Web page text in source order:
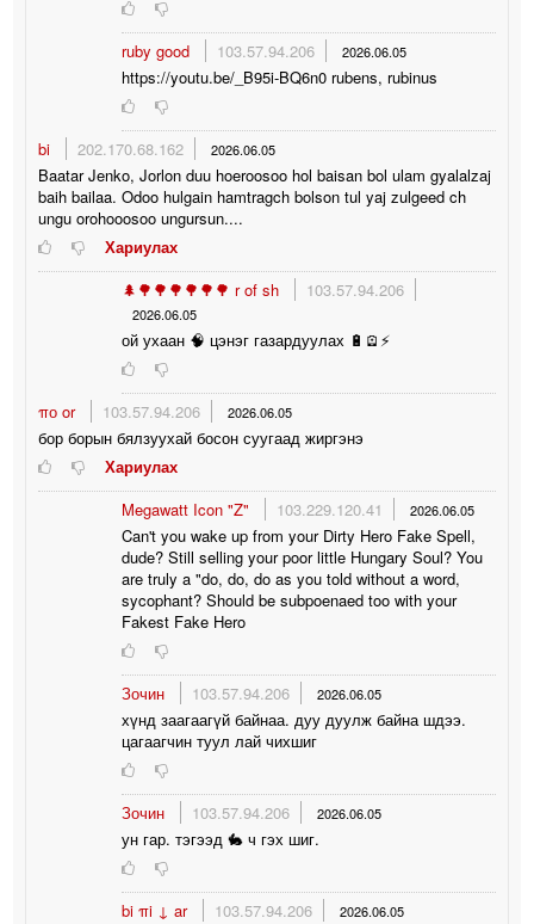
ruby good 103.57.94.206 2026.06.05
https://youtu.be/_B95i-BQ6n0 rubens, rubinus
bi 202.170.68.162 2026.06.05
Baatar Jenko, Jorlon duu hoeroosoo hol baisan bol ulam gyalalzaj
baih bailaa. Odoo hulgain hamtragch bolson tul yaj zulgeed ch
ungu orohooosoo ungursun....
Хариулах
🌲🌳🌳🌳🌳🌳🌳 r of sh
103.57.94.206
2026.06.05
ой ухаан 🧠 цэнэг газардуулах 🔋🪫⚡️
πо or 103.57.94.206 2026.06.05
бор борын бялзуухай босон суугаад жиргэнэ
Хариулах
Megawatt Icon "Z"
103.229.120.41 2026.06.05
Can't you wake up from your Dirty Hero Fake Spell,
dude? Still selling your poor little Hungary Soul? You
are truly a "do, do, do as you told without a word,
sycophant? Should be subpoenaed too with your
Fakest Fake Hero
Зочин 103.57.94.206 2026.06.05
хүнд заагаагүй байнаа. дуу дуулж байна шдээ.
цагаагчин туул лай чихшиг
Зочин 103.57.94.206 2026.06.05
ун гар. тэгээд 🐇 ч гэх шиг.
bi πi ↓ ar 103.57.94.206 2026.06.05